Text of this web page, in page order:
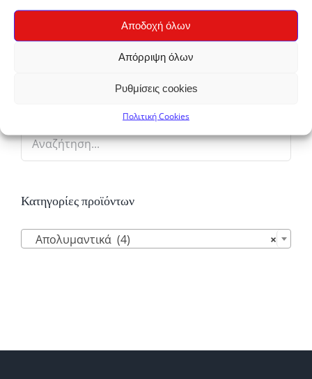
Αποδοχή όλων
Απόρριψη όλων
Ρυθμίσεις cookies
Πολιτική Cookies
Χλωρίνη Antibakt Ultra Xlore 1250ml
€2,60
Κατηγορίες προϊόντων
×
Απολυμαντικά (4)